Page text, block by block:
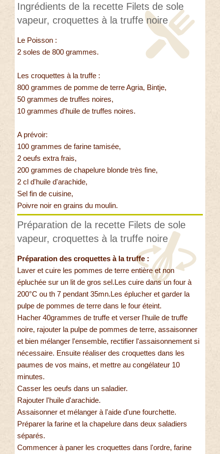
Ingrédients de la recette Filets de sole
vapeur, croquettes à la truffe noire
Le Poisson :
2 soles de 800 grammes.
Les croquettes à la truffe :
800 grammes de pomme de terre Agria, Bintje,
50 grammes de truffes noires,
10 grammes d'huile de truffes noires.
A prévoir:
100 grammes de farine tamisée,
2 oeufs extra frais,
200 grammes de chapelure blonde très fine,
2 cl d'huile d'arachide,
Sel fin de cuisine,
Poivre noir en grains du moulin.
Préparation de la recette Filets de sole
vapeur, croquettes à la truffe noire
Préparation des croquettes à la truffe :
Laver et cuire les pommes de terre entière et non
épluchée sur un lit de gros sel.Les cuire dans un four à
200°C ou th 7 pendant 35mn.Les éplucher et garder la
pulpe de pommes de terre dans le four éteint.
Hacher 40grammes de truffe et verser l'huile de truffe
noire, rajouter la pulpe de pommes de terre, assaisonner
et bien mélanger l'ensemble, rectifier l'assaisonnement si
nécessaire. Ensuite réaliser des croquettes dans les
paumes de vos mains, et mettre au congélateur 10
minutes.
Casser les oeufs dans un saladier.
Rajouter l'huile d'arachide.
Assaisonner et mélanger à l'aide d'une fourchette.
Préparer la farine et la chapelure dans deux saladiers
séparés.
Commencer à paner les croquettes dans l'ordre, farine